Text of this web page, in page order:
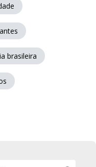
brasileira